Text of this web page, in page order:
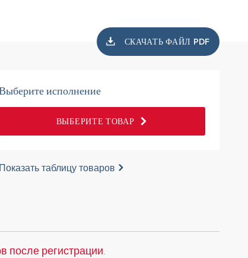
СКАЧАТЬ ФАЙЛ PDF
исполнение
ВЫБЕРИТЕ ТОВАР
Показать таблицу товаров
после регистрации.